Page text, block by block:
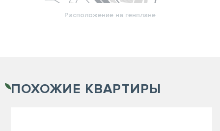
Расположение на генплане
ПОХОЖИЕ КВАРТИРЫ